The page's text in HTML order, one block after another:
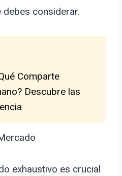
considerar.
Comparte
Descubre las
exhaustivo es crucial